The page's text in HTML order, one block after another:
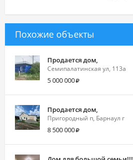
Похожие объекты
Продается дом,
Семипалатинская ул, 113а
5 000 000
Продается дом,
Пригородный п, Барнаул г
8 500 000